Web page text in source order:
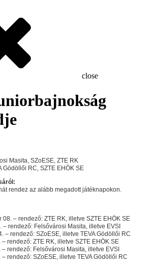
close
Masita, SZoESE, ZTE RK
Gödöllői RC, SZTE EHÖK SE
rendez az alább megadott játéknapokon.
– rendező: ZTE RK, illetve SZTE EHÖK SE
– rendező: Felsővárosi Masita, illetve EVSI
– rendező: SZoESE, illetve TEVA Gödöllői RC
rendező: ZTE RK, illetve SZTE EHÖK SE
rendező: Felsővárosi Masita, illetve EVSI
rendező: SZoESE, illetve TEVA Gödöllői RC